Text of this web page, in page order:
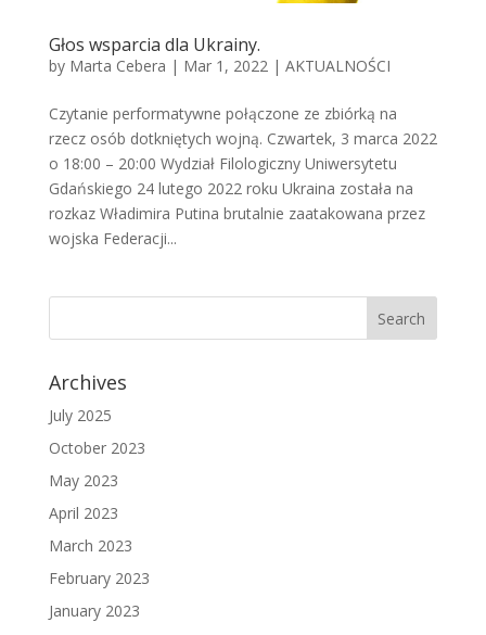
Głos wsparcia dla Ukrainy.
by Marta Cebera | Mar 1, 2022| AKTUALNOŚCI
Czytanie performatywne połączone ze zbiórką na
rzecz osób dotkniętych wojną. Czwartek, 3 marca 2022
o 18:00 – 20:00 Wydział Filologiczny Uniwersytetu
Gdańskiego 24 lutego 2022 roku Ukraina została na
rozkaz Władimira Putina brutalnie zaatakowana przez
wojska Federacji...
Archives
July 2025
October 2023
May 2023
April 2023
March 2023
February 2023
January 2023